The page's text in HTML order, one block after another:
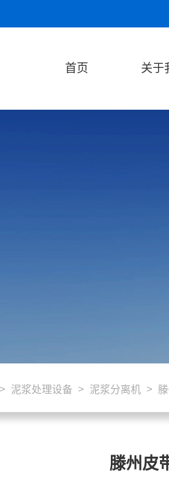
首页 关于
> 泥浆处理设备 > 泥浆分离机 > 滕
滕州皮